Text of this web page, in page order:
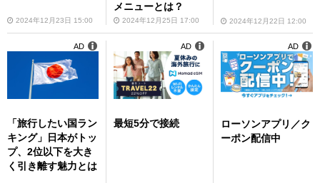
2024年12月23日 15:00
メニューとは？
2024年12月25日 17:00 2024年12月22日 12:00
「旅行したい国ラン
キング」日本がトッ
プ、2位以下を大き
く引き離す魅力とは
AD
最短5分で接続
AD
ローソンアプリ／ク
ーポン配信中
AD